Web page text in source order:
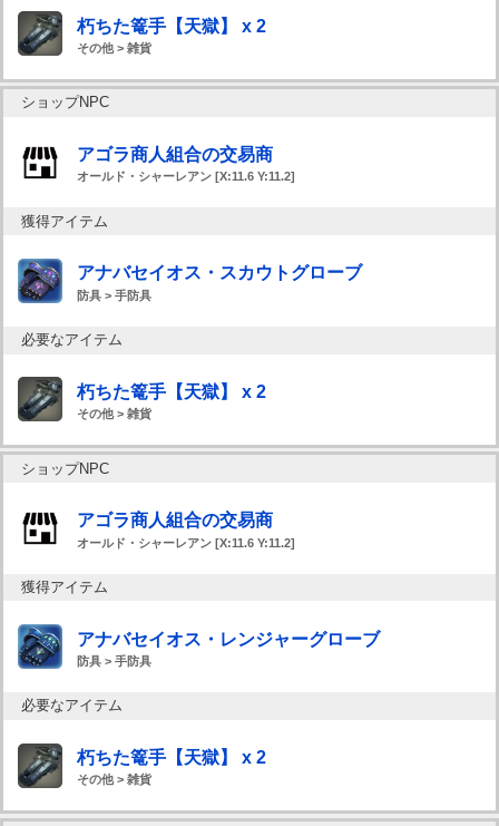
朽ちた篭手【天獄】 x 2
その他 > 雑貨
ショップNPC
アゴラ商人組合の交易商
オールド・シャーレアン [X:11.6 Y:11.2]
獲得アイテム
アナバセイオス・スカウトグローブ
防具 > 手防具
必要なアイテム
朽ちた篭手【天獄】 x 2
その他 > 雑貨
ショップNPC
アゴラ商人組合の交易商
オールド・シャーレアン [X:11.6 Y:11.2]
獲得アイテム
アナバセイオス・レンジャーグローブ
防具 > 手防具
必要なアイテム
朽ちた篭手【天獄】 x 2
その他 > 雑貨